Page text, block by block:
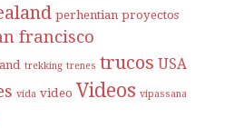
perhentian proyectos
francisco
trekking trenes trucos USA
vida video Videos vipassana